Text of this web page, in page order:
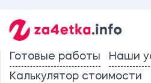
Готовые работы
Наши
Калькулятор стоимости